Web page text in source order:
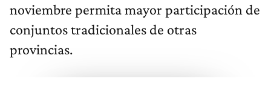
noviembre permita mayor participación de
conjuntos tradicionales de otras
provincias.